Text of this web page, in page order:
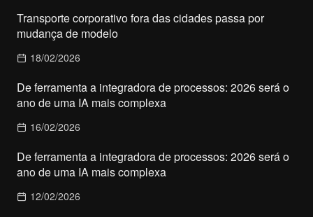
Transporte corporativo fora das cidades passa por
mudança de modelo
18/02/2026
De ferramenta a integradora de processos: 2026 será o
ano de uma IA mais complexa
16/02/2026
De ferramenta a integradora de processos: 2026 será o
ano de uma IA mais complexa
12/02/2026